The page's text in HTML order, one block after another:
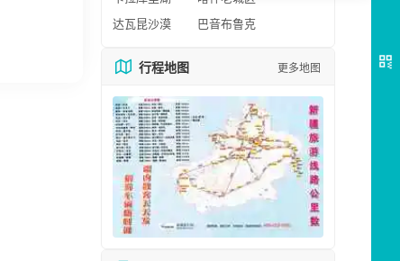
达瓦昆沙漠
巴音布鲁克
行程地图 更多地图